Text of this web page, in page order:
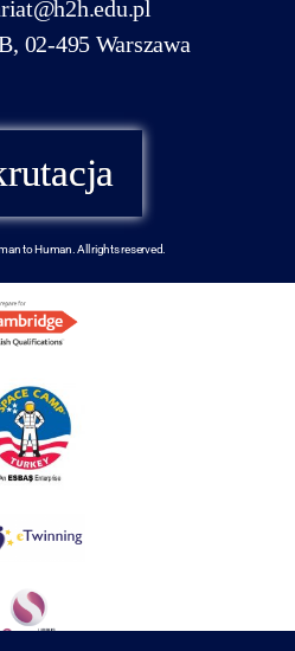
02-495 Warszawa
to Human. All rights reserved.